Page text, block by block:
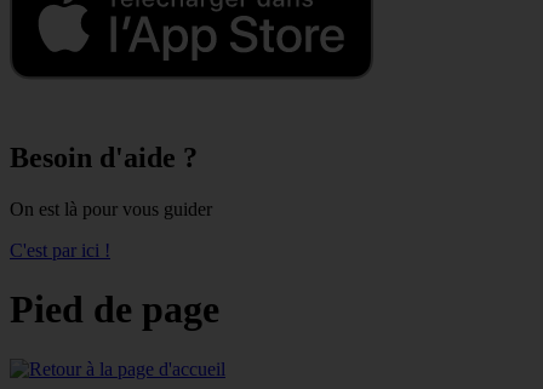
Besoin d'aide ?
On est là pour vous guider
C'est par ici !
Pied de page